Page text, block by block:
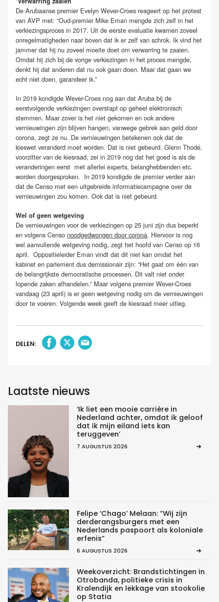
De Arubaanse premier Evelyn Wever-Croes reageert op het protest
van AVP met: “Oud-premier Mike Eman mengde zich zelf in het
verkiezingsproces in 2017. Uit de eerste evaluatie kwamen zoveel
onregelmatigheden naar boven dat ik er zelf van schrok. Ik vind het
jammer dat hij nu zoveel moeite doet om verwarring te zaaien.
Omdat hij zich bij de vorige verkiezingen in het proces mengde,
denkt hij dat anderen dat nu ook gaan doen. Maar dat gaan we
echt niet doen, garandeer ik.”
In 2019 kondigde Wever-Croes nog aan dat Aruba bij de
eerstvolgende verkiezingen overstapt op geheel elektronisch
stemmen. Maar zover is het niet gekomen en ook andere
vernieuwingen zijn blijven hangen, vanwege gebrek aan geld door
corona, zegt ze nu. De vernieuwingen betekenen ook dat de
kieswet veranderd moet worden. Dat is niet gebeurd. Glenn Thodé,
voorzitter van de kiesraad, zei in 2019 nog dat het goed is als de
veranderingen eerst met allerlei experts, belanghebbenden etc.
worden doorgesproken. In 2019 kondigde de premier verder aan
dat de Censo met een uitgebreide informatiecampagne over de
vernieuwingen zou komen. Ook dat is niet gebeurd.
Wel of geen wetgeving
De vernieuwingen voor de verkiezingen op 25 juni zijn dus beperkt
en volgens Censo noodgedwongen door corona. Hiervoor is nog
wel aanvullende wetgeving nodig, zegt het hoofd van Censo op 16
april. Oppositieleider Eman vindt dat dit niet kan omdat het
kabinet en parlement dus demissionair zijn: “Het gaat om één van
de belangrijkste democratische processen. Dit valt niet onder
lopende zaken afhandelen.” Maar volgens premier Wever-Croes
vandaag (23 april) is er geen wetgeving nodig om de vernieuwingen
door te voeren. Volgende week geeft de kiesraad meer uitleg.
DELEN:
Laatste nieuws
‘Ik liet een mooie carrière in
Nederland achter, omdat ik geloof
dat ik mijn eiland iets kan
teruggeven’
7 AUGUSTUS 2026
Felipe ‘Chago’ Melaan: “Wij zijn
derderangsburgers met een
Nederlands paspoort als koloniale
erfenis”
6 AUGUSTUS 2026
Weekoverzicht: Brandstichtingen in
Otrobanda, politieke crisis in
Kralendijk en lekkage van stookolie
op Statia